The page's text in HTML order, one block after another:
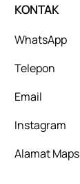
KONTAK
WhatsApp
Telepon
Email
Instagram
Alamat Maps